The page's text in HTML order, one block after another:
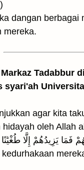
dangan
mereka.
Tadabbur
agar kita
oleh Allah